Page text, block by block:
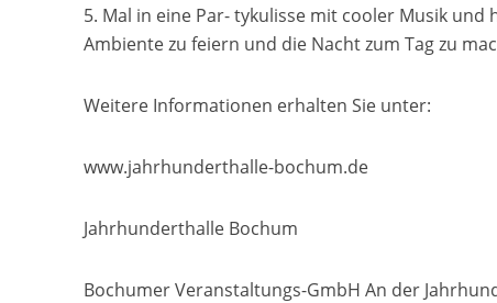
5. Mal in eine Par- tykulisse mit cooler Musik
Ambiente zu feiern und die Nacht zum Tag zu
Weitere Informationen erhalten Sie unter:
www.jahrhunderthalle-bochum.de
Jahrhunderthalle Bochum
Bochumer Veranstaltungs-GmbH An der